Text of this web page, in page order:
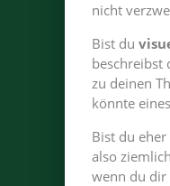
nicht
Bist du
beschreibst
zu deinen
könnte
Bist du
also
wenn du dir